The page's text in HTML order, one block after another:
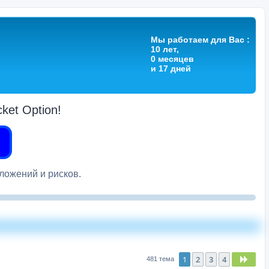
Мы работаем для Вас :
10 лет,
0 месяцев
и 17 дней
Option!
и рисков.
481 тема 1 2 3 4